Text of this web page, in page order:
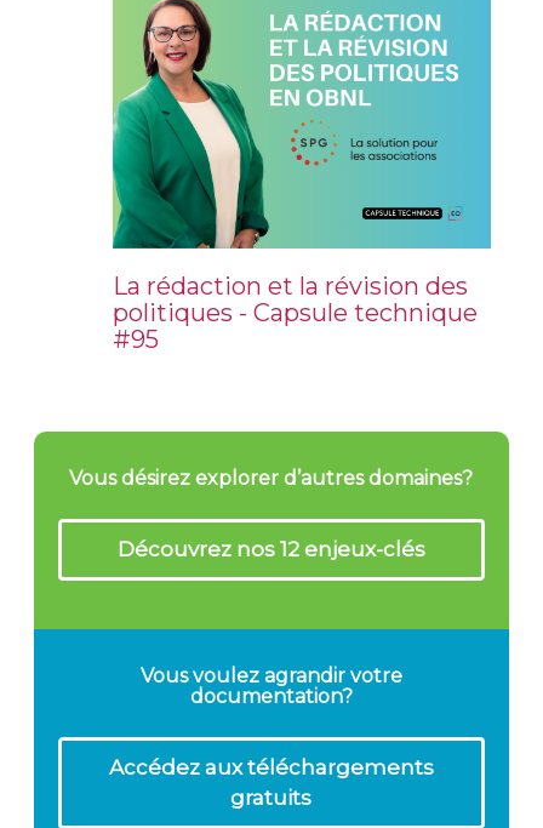
La rédaction et la révision des
politiques - Capsule technique
#95
Vous désirez explorer d’autres domaines?
Découvrez nos 12 enjeux-clés
Vous voulez agrandir votre
documentation?
Accédez aux téléchargements
gratuits